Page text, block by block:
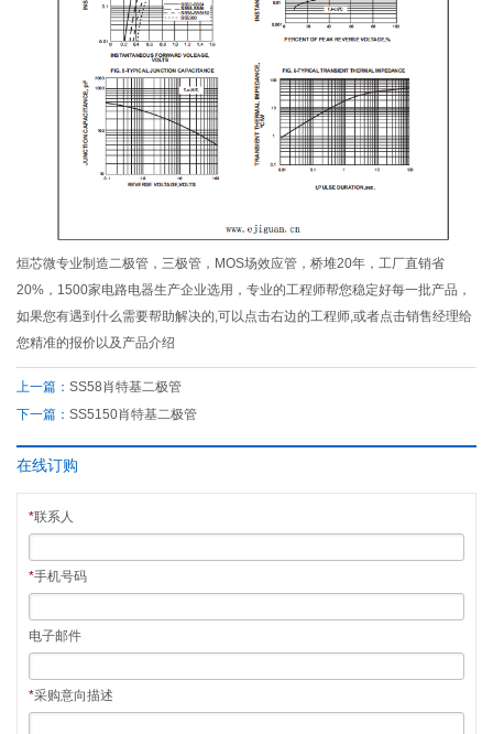
烜芯微专业制造二极管，三极管，MOS场效应管，桥堆20年，工厂直销省
20%，1500家电路电器生产企业选用，专业的工程师帮您稳定好每一批产品，
如果您有遇到什么需要帮助解决的,可以点击右边的工程师,或者点击销售经理给
您精准的报价以及产品介绍
上一篇： SS58肖特基二极管
下一篇： SS5150肖特基二极管
在线订购
*联系人
*手机号码
电子邮件
*采购意向描述